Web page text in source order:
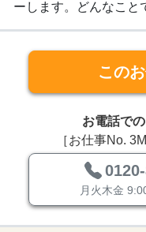
ーします。どんなこと
この
お電話で
［お仕事No.
月火木金